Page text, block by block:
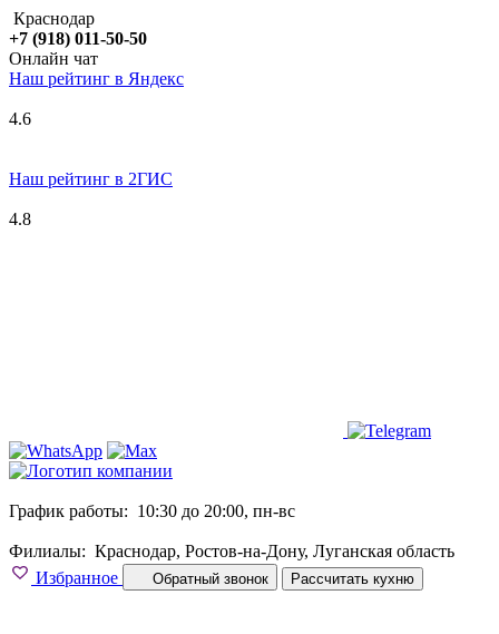
Краснодар
+7 (918) 011-50-50
Онлайн чат
Наш рейтинг в Яндекс
4.6
Наш рейтинг в 2ГИС
4.8
График работы: 10:30 до 20:00, пн-вс
Филиалы: Краснодар, Ростов-на-Дону, Луганская область
Избранное
Обратный звонок Рассчитать кухню